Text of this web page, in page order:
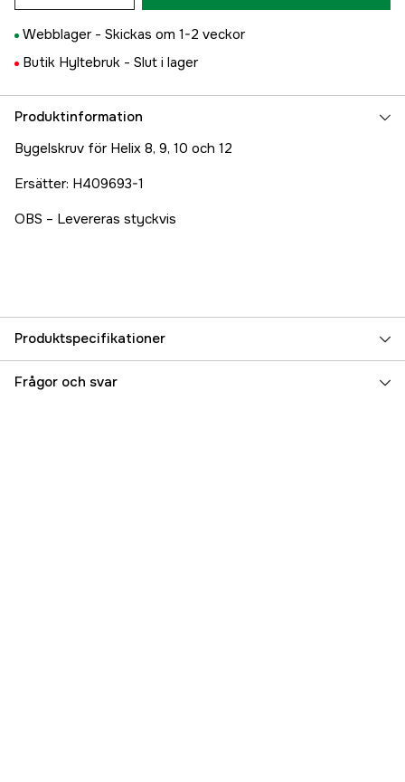
Webblager - Skickas om 1-2 veckor
Butik Hyltebruk - Slut i lager
Produktinformation
Bygelskruv för Helix 8, 9, 10 och 12
Ersätter: H409693-1
OBS – Levereras styckvis
Produktspecifikationer
Referensnummer 5000079215
Frågor och svar